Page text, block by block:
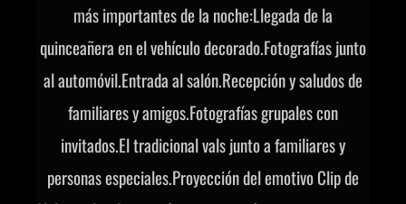
más importantes de la noche:Llegada de la
quinceañera en el vehículo decorado.Fotografías junto
al automóvil.Entrada al salón.Recepción y saludos de
familiares y amigos.Fotografías grupales con
invitados.El tradicional vals junto a familiares y
personas especiales.Proyección del emotivo Clip de